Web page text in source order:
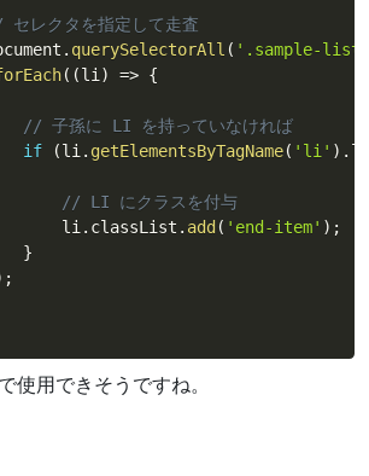
レクタを指定して走査
. querySelectorAll ( '.sample-
( (li ) => {
// 子孫に LI を持っていなければ
if
(li . getElementsByTagName( 'li' ) .
// LI にクラスを付与
li
. classList . add ( 'end-item' ) ;
}
;
使用できそうですね。